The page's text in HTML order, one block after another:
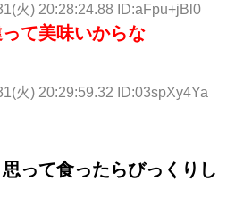
火) 20:28:24.88 ID:aFpu+jBl0
て美味いからな
火) 20:29:59.32 ID:03spXy4Ya
って食ったらびっくりし